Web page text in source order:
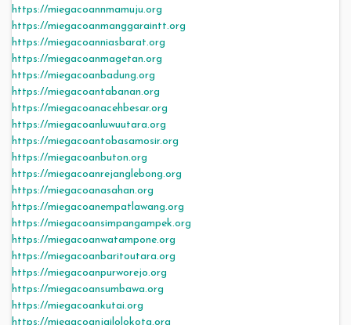
https://miegacoannmamuju.org
https://miegacoanmanggaraintt.org
https://miegacoanniasbarat.org
https://miegacoanmagetan.org
https://miegacoanbadung.org
https://miegacoantabanan.org
https://miegacoanacehbesar.org
https://miegacoanluwuutara.org
https://miegacoantobasamosir.org
https://miegacoanbuton.org
https://miegacoanrejanglebong.org
https://miegacoanasahan.org
https://miegacoanempatlawang.org
https://miegacoansimpangampek.org
https://miegacoanwatampone.org
https://miegacoanbaritoutara.org
https://miegacoanpurworejo.org
https://miegacoansumbawa.org
https://miegacoankutai.org
https://miegacoanjailolokota.org